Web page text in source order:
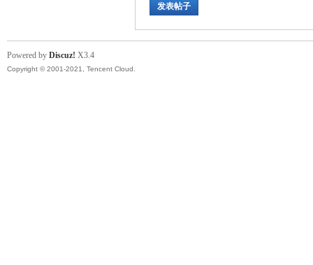
发表帖子
Powered by Discuz! X3.4
Copyright © 2001-2021, Tencent Cloud.